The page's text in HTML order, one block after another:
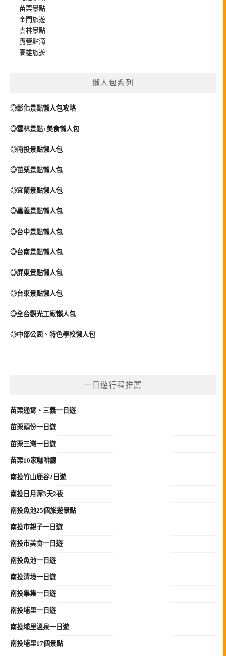
苗栗景點
金門旅遊
雲林景點
露營點滴
高雄旅遊
懶人包系列
◎彰化景點懶人包攻略
◎雲林景點+美食懶人包
◎南投景點懶人包
◎苗栗景點懶人包
◎宜蘭景點懶人包
◎嘉義景點懶人包
◎台中景點懶人包
◎台南景點懶人包
◎屏東景點懶人包
◎台東景點懶人包
◎全台觀光工廠懶人包
◎中部公園、特色學校懶人包
一日遊行程推薦
苗栗通霄、三義一日遊
苗栗頭份一日遊
苗栗三灣一日遊
苗栗10家咖啡廳
南投竹山鹿谷2日遊
南投日月潭3天2夜
南投魚池25個旅遊景點
南投市親子一日遊
南投市美食一日遊
南投魚池一日遊
南投清境一日遊
南投集集一日遊
南投埔里一日遊
南投埔里溫泉一日遊
南投埔里17個景點